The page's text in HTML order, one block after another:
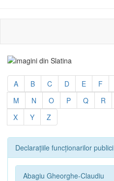
A B C D E F
M
N O P Q R
X
Y Z
Declarațiile funcționarilor publici
Abagiu Gheorghe-Claudiu